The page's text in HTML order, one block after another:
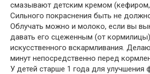
смазывают детским кремом (кефиром,
Сильного покраснения быть не
Облучать можно и молоко, если вы
давать его сцеженным (от
искусственного вскармливания.
минут непосредственно перед
У детей старше 1 года для улучшения